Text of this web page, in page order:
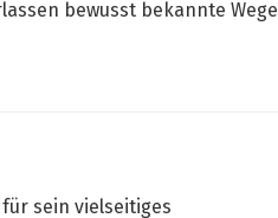
bewusst bekannte Wege
sein vielseitiges